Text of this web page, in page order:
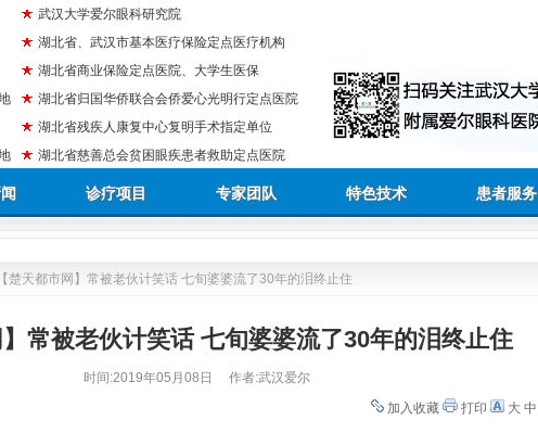
武汉大学爱尔眼科研究院
湖北省、武汉市基本医疗保险定点医疗机构
湖北省商业保险定点医院、大学生医保
湖北省归国华侨联合会侨爱心光明行定点医院
湖北省残疾人康复中心复明手术指定单位
湖北省慈善总会贫困眼疾患者救助定点医院
诊疗项目 专家团队 特色技术 患者服务
楚天都市网】常被老伙计笑话 七旬婆婆流了30年的泪终止住
】常被老伙计笑话 七旬婆婆流了30年的泪终止住
时间:2019年05月08日
作者:武汉爱尔
加入收藏
打印 大 中